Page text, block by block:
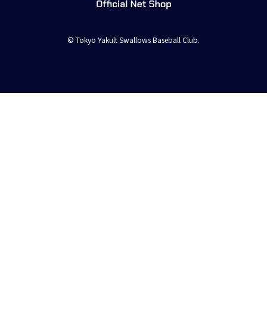
© Tokyo Yakult Swallows Baseball Club.